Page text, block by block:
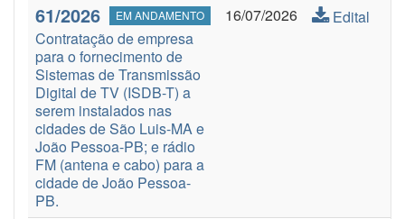
61/2026 EM ANDAMENTO
Contratação de empresa
para o fornecimento de
Sistemas de Transmissão
Digital de TV (ISDB-T) a
serem instalados nas
cidades de São Luis-MA e
João Pessoa-PB; e rádio
FM (antena e cabo) para a
cidade de João Pessoa-
PB.
16/07/2026 Edital